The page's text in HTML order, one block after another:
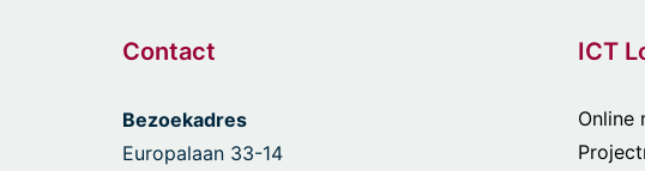
Contact
Bezoekadres
Europalaan 33-14
ICT
Online